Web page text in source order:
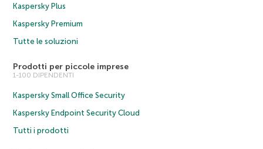
Kaspersky Plus
Kaspersky Premium
Tutte le soluzioni
Prodotti per piccole imprese
1-100 DIPENDENTI
Kaspersky Small Office Security
Kaspersky Endpoint Security Cloud
Tutti i prodotti